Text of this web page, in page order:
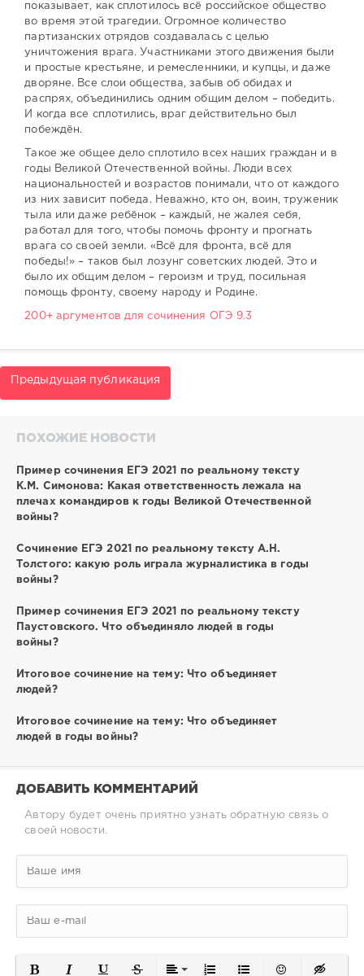
показывает, как сплотилось всё российское общество
во время этой трагедии. Огромное количество
партизанских отрядов создавалась с целью
уничтожения врага. Участниками этого движения были
и простые крестьяне, и ремесленники, и купцы, и даже
дворяне. Все слои общества, забыв об обидах и
распрях, объединились одним общим делом – победить.
И когда все сплотились, враг действительно был
побеждён.
Такое же общее дело сплотило всех наших граждан и в
годы Великой Отечественной войны. Люди всех
национальностей и возрастов понимали, что от каждого
из них зависит победа. Неважно, кто он, воин, труженик
тыла или даже ребёнок – каждый, не жалея себя,
работал для того, чтобы помочь фронту и прогнать
врага со своей земли. «Всё для фронта, всё для
победы!» – таков был лозунг советских людей. Это и
было их общим делом – героизм и труд, посильная
помощь фронту, своему народу и Родине.
200+ аргументов для сочинения ОГЭ 9.3
Предыдущая публикация
ПОХОЖИЕ НОВОСТИ
Пример сочинения ЕГЭ 2021 по реальному тексту
К.М. Симонова: Какая ответственность лежала на
плечах командиров к годы Великой Отечественной
войны?
Сочинение ЕГЭ 2021 по реальному тексту А.Н.
Толстого: какую роль играла журналистика в годы
войны?
Пример сочинения ЕГЭ 2021 по реальному тексту
Паустовского. Что объединяло людей в годы
войны?
Итоговое сочинение на тему: Что объединяет
людей?
Итоговое сочинение на тему: Что объединяет
людей в годы войны?
ДОБАВИТЬ КОММЕНТАРИЙ
Автору будет очень приятно узнать обратную связь о
своей новости.